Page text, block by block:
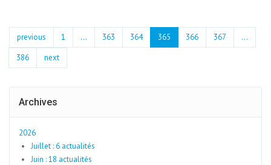
previous 1 ... 363 364 365 366 367
…
386
next
Archives
2026
Juillet : 6 actualités
Juin : 18 actualités